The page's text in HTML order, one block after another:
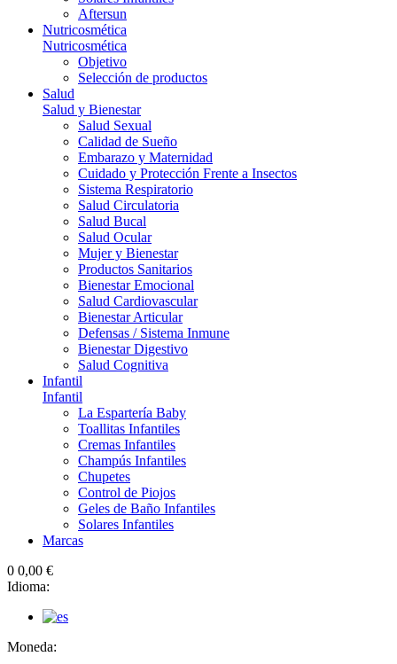
Aftersun
Nutricosmética
Nutricosmética
Objetivo
Selección de productos
Salud
Salud y Bienestar
Salud Sexual
Calidad de Sueño
Embarazo y Maternidad
Cuidado y Protección Frente a Insectos
Sistema Respiratorio
Salud Circulatoria
Salud Bucal
Salud Ocular
Mujer y Bienestar
Productos Sanitarios
Bienestar Emocional
Salud Cardiovascular
Bienestar Articular
Defensas / Sistema Inmune
Bienestar Digestivo
Salud Cognitiva
Infantil
Infantil
La Espartería Baby
Toallitas Infantiles
Cremas Infantiles
Champús Infantiles
Chupetes
Control de Piojos
Geles de Baño Infantiles
Solares Infantiles
Marcas
0 0,00 €
Idioma:
Moneda: